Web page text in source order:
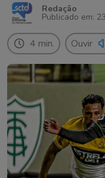
Redação
Publicado em:
4 min. Ouvir